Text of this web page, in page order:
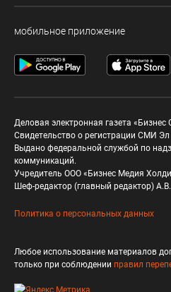
мобильное приложение
Деловая электронная газета «Бизнес
Свидетельство о регистрации СМИ
Выдано федеральной службой по
коммуникаций.
Учредитель ООО «Бизнес Медия
Шеф-редактор (главный редактор)
Политика о персональных данных
Любое использование материалов
только при соблюдении правил